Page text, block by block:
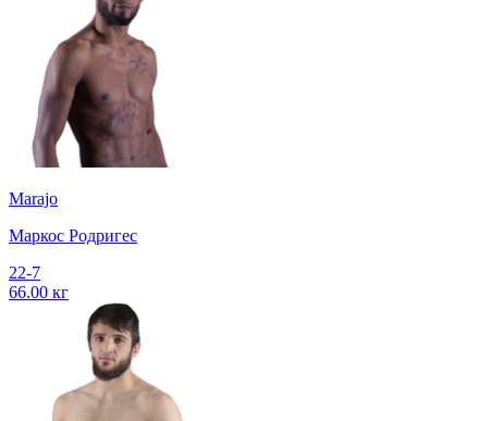
Marajo
Маркос Родригес
22-7
66.00 кг